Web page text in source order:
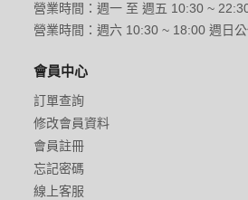
營業時間：週一 至 週五 10:30 ~
營業時間：週六 10:30 ~ 18:00 週日
會員中心
訂單查詢
修改會員資料
會員註冊
忘記密碼
線上客服